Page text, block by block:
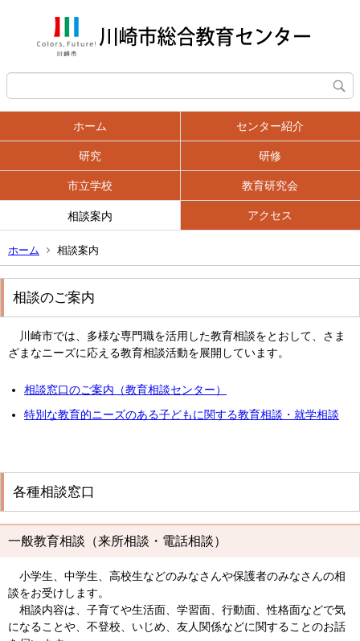
ホーム センター紹介
研究 研修
市立学校 教育研究会
相談案内 アクセス
ホーム 相談案内
相談のご案内
川崎市では、多様な専門職を活用した教育相談をとおして、さま
ざまなニーズに応える教育相談活動を展開しています。
相談窓口のご案内（教育相談センター）
特別な教育的ニーズのある子どもに関する教育相談・就学相談
各種相談窓口
一般教育相談（来所相談・電話相談）
小学生、中学生、高校生などのみなさんや保護者のみなさんの相
談をお受けします。
相談内容は、子育てや生活面、学習面、行動面、性格面などで気
になることや、不登校、いじめ、友人関係などに関することのお話